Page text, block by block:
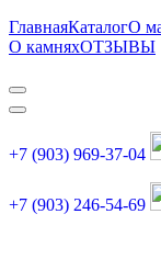
ГлавнаяКаталогО
О камняхОТЗЫВЫ
+7 (903) 969-37-04
+7 (903) 246-54-69